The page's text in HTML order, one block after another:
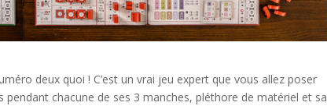
deux quoi ! C’est un vrai jeu expert que vous allez poser
chacune de ses 3 manches, pléthore de matériel et sa